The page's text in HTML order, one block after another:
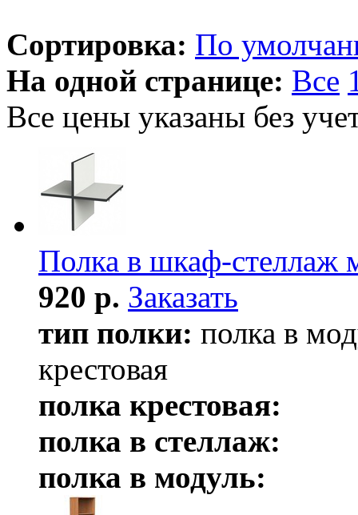
Сортировка: По
На одной странице: Все
Все цены указаны без
Полка в шкаф-стеллаж
920 р. Заказать
тип полки: полка в
крестовая
полка крестовая:
полка в стеллаж:
полка в модуль: